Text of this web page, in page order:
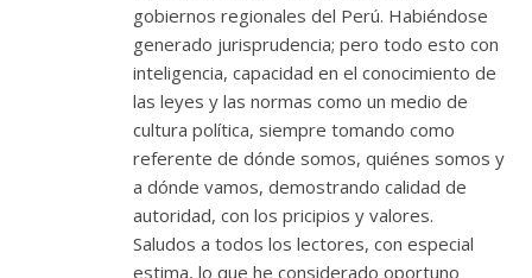
gobiernos regionales del Perú. Habiéndose
generado jurisprudencia; pero todo esto con
inteligencia, capacidad en el conocimiento de
las leyes y las normas como un medio de
cultura política, siempre tomando como
referente de dónde somos, quiénes somos y
a dónde vamos, demostrando calidad de
autoridad, con los pricipios y valores.
Saludos a todos los lectores, con especial
estima, lo que he considerado oportuno